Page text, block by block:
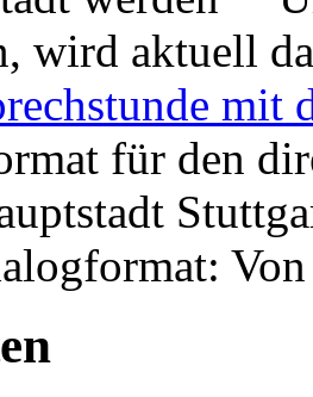
wird aktuell
mit
für den